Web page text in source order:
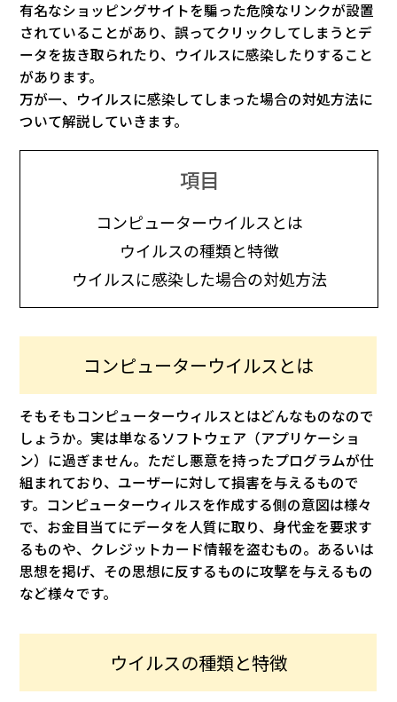
有名なショッピングサイトを騙った危険なリンクが設置
されていることがあり、誤ってクリックしてしまうとデ
ータを抜き取られたり、ウイルスに感染したりすること
があります。
万が一、ウイルスに感染してしまった場合の対処方法に
ついて解説していきます。
項目
コンピューターウイルスとは
ウイルスの種類と特徴
ウイルスに感染した場合の対処方法
コンピューターウイルスとは
そもそもコンピューターウィルスとはどんなものなので
しょうか。実は単なるソフトウェア（アプリケーショ
ン）に過ぎません。ただし悪意を持ったプログラムが仕
組まれており、ユーザーに対して損害を与えるもので
す。コンピューターウィルスを作成する側の意図は様々
で、お金目当てにデータを人質に取り、身代金を要求す
るものや、クレジットカード情報を盗むもの。あるいは
思想を掲げ、その思想に反するものに攻撃を与えるもの
など様々です。
ウイルスの種類と特徴